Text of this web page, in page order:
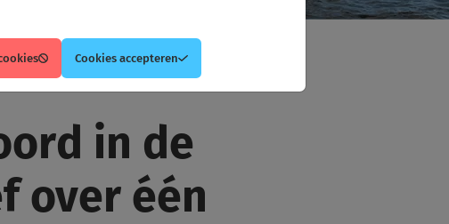
in de
over één
Cookies accepteren